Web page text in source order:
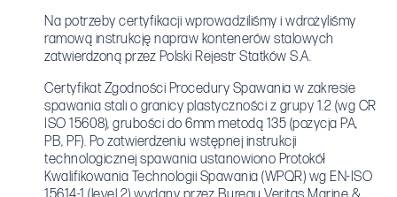
Na potrzeby certyfikacji wprowadziliśmy i wdrożyliśmy
ramową instrukcję napraw kontenerów stalowych
zatwierdzoną przez Polski Rejestr Statków S.A.
Certyfikat Zgodności Procedury Spawania w zakresie
spawania stali o granicy plastyczności z grupy 1.2 (wg CR
ISO 15608), grubości do 6mm metodą 135 (pozycja PA,
PB, PF). Po zatwierdzeniu wstępnej instrukcji
technologicznej spawania ustanowiono Protokół
Kwalifikowania Technologii Spawania (WPQR) wg EN-ISO